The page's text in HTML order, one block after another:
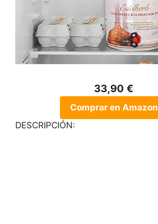
33,90 €
Comprar en Amazon
DESCRIPCIÓN: